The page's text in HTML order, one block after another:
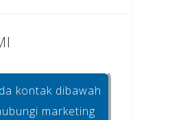
kontak dibawah
marketing